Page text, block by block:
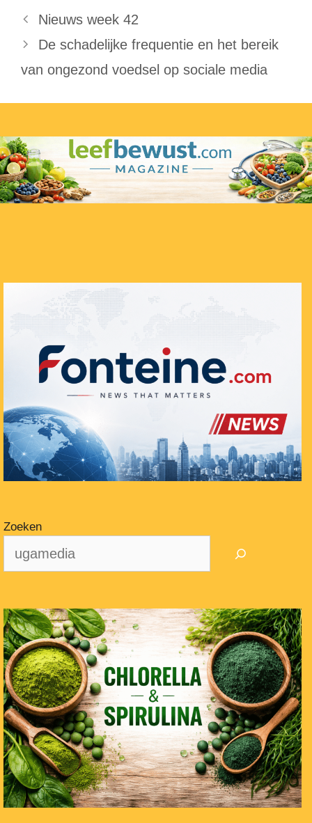
Nieuws week 42
De schadelijke frequentie en het bereik
van ongezond voedsel op sociale media
Zoeken